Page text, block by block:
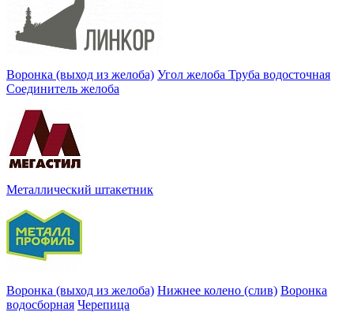
Воронка (выход из желоба) Угол желоба Труба водосточная
Соединитель желоба
Металлический штакетник
Воронка (выход из желоба) Нижнее колено (слив) Воронка
водосборная Черепица